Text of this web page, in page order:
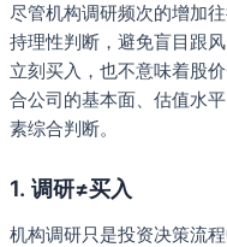
尽管机构调研频次的增加
持理性判断，避免盲目跟
立刻买入，也不意味着股
合公司的基本面、估值水
素综合判断。
1. 调研≠买入
机构调研只是投资决策流